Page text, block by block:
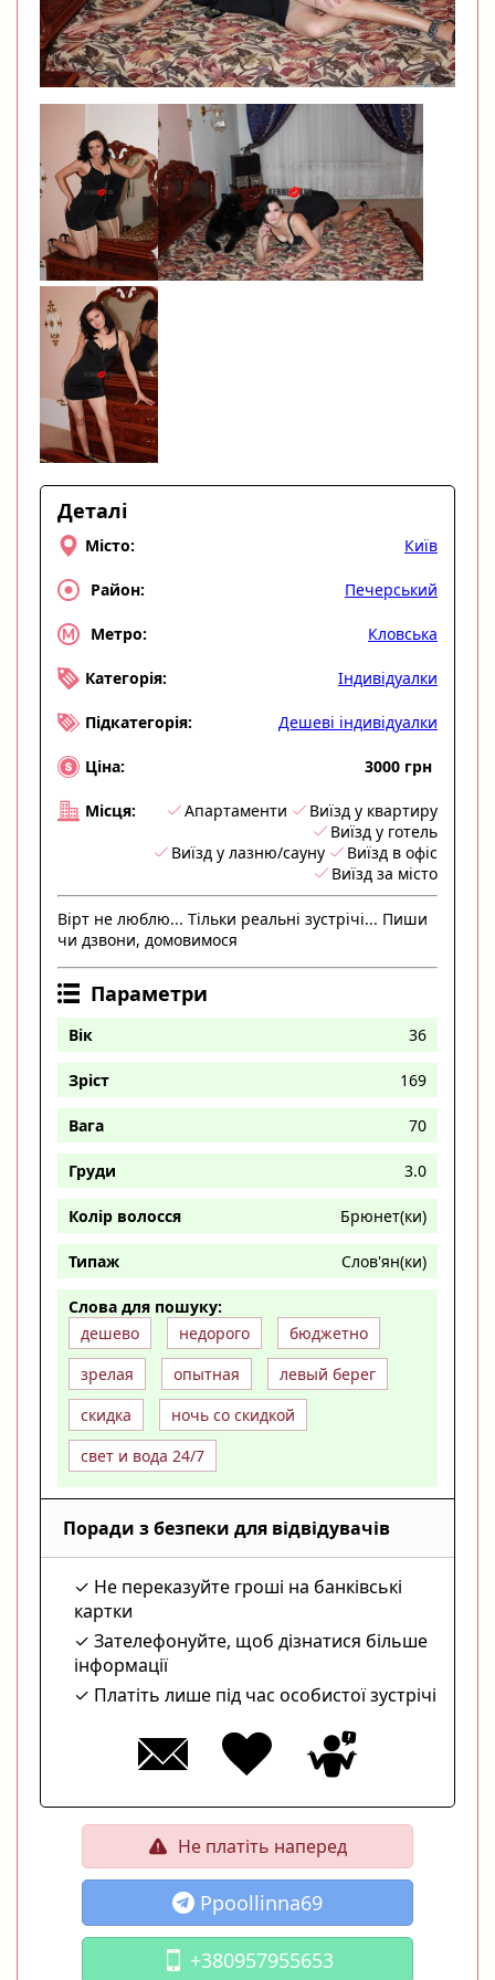
Деталі
Місто: Київ
Район: Печерський
Метро: Кловська
Категорія: Індивідуалки
Підкатегорія: Дешеві індивідуалки
Ціна: 3000 грн
Місця: Апартаменти
Виїзд у квартиру
Виїзд у готель
Виїзд у лазню/сауну
Виїзд в офіс
Виїзд за місто
Вірт не люблю... Тільки реальні зустрічі... Пиши
чи дзвони, домовимося
Параметри
Вік 36
Зріст 169
Вага 70
Груди 3.0
Колір волосся Брюнет(ки)
Типаж Слов'ян(ки)
Слова для пошуку:
дешево
недорого
бюджетно
зрелая
опытная
левый берег
скидка
ночь со скидкой
свет и вода 24/7
Поради з безпеки для відвідувачів
Не переказуйте гроші на банківські
картки
Зателефонуйте, щоб дізнатися більше
інформації
Платіть лише під час особистої зустрічі
Не платіть наперед
Ppoollinna69
+380957955653